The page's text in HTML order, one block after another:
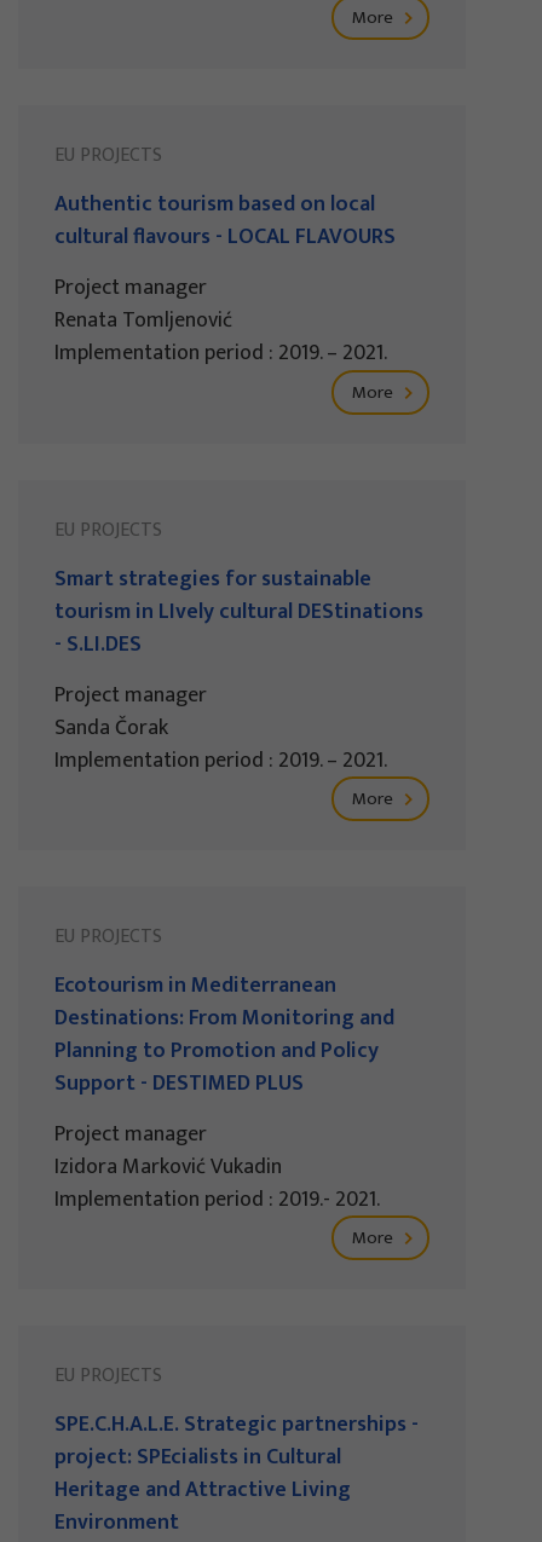
More
EU PROJECTS
Authentic tourism based on local
cultural flavours - LOCAL FLAVOURS
Project manager
Renata Tomljenović
Implementation period : 2019. – 2021.
More
EU PROJECTS
Smart strategies for sustainable
tourism in LIvely cultural DEStinations
- S.LI.DES
Project manager
Sanda Čorak
Implementation period : 2019. – 2021.
More
EU PROJECTS
Ecotourism in Mediterranean
Destinations: From Monitoring and
Planning to Promotion and Policy
Support - DESTIMED PLUS
Project manager
Izidora Marković Vukadin
Implementation period : 2019.- 2021.
More
EU PROJECTS
SPE.C.H.A.L.E. Strategic partnerships -
project: SPEcialists in Cultural
Heritage and Attractive Living
Environment